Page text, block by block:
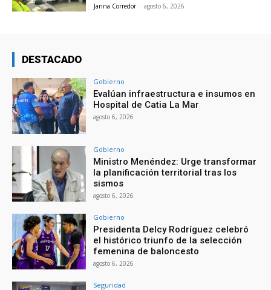
Janna Corredor - agosto 6, 2026
DESTACADO
Gobierno
Evalúan infraestructura e insumos en
Hospital de Catia La Mar
agosto 6, 2026
Gobierno
Ministro Menéndez: Urge transformar
la planificación territorial tras los
sismos
agosto 6, 2026
Gobierno
Presidenta Delcy Rodríguez celebró
el histórico triunfo de la selección
femenina de baloncesto
agosto 6, 2026
Seguridad